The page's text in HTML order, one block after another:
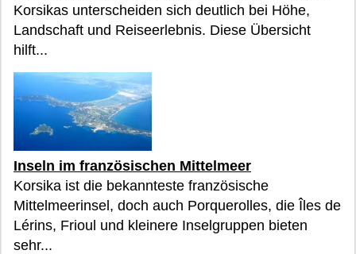
Korsikas unterscheiden sich deutlich bei Höhe,
Landschaft und Reiseerlebnis. Diese Übersicht
hilft...
Inseln im französischen Mittelmeer
Korsika ist die bekannteste französische
Mittelmeerinsel, doch auch Porquerolles, die Îles de
Lérins, Frioul und kleinere Inselgruppen bieten
sehr...